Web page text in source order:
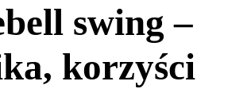
swing –
korzyści